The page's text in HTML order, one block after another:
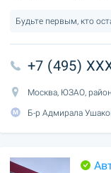
Будьте первым, кто
+7 (495)
Москва, ЮЗАО,
Б-р Адмирала